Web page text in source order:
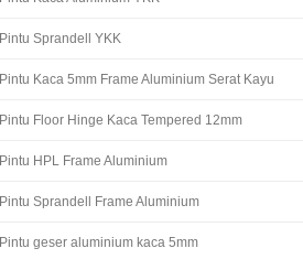
Pintu Sprandell YKK
Pintu Kaca 5mm Frame Aluminium Serat Kayu
Pintu Floor Hinge Kaca Tempered 12mm
Pintu HPL Frame Aluminium
Pintu Sprandell Frame Aluminium
Pintu geser aluminium kaca 5mm